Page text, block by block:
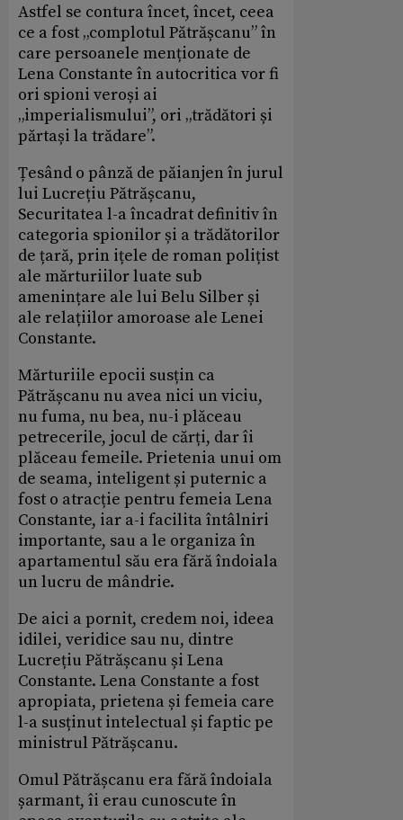
Astfel se contura încet, încet, ceea
ce a fost „complotul Pătrășcanu” în
care persoanele menționate de
Lena Constante în autocritica vor fi
ori spioni veroși ai
„imperialismului”, ori „trădători și
părtași la trădare”.
Țesând o pânză de păianjen în jurul
lui Lucrețiu Pătrășcanu,
Securitatea l-a încadrat definitiv în
categoria spionilor și a trădătorilor
de țară, prin ițele de roman polițist
ale mărturiilor luate sub
amenințare ale lui Belu Silber și
ale relațiilor amoroase ale Lenei
Constante.
Mărturiile epocii susțin ca
Pătrășcanu nu avea nici un viciu,
nu fuma, nu bea, nu-i plăceau
petrecerile, jocul de cărți, dar îi
plăceau femeile. Prietenia unui om
de seama, inteligent și puternic a
fost o atracție pentru femeia Lena
Constante, iar a-i facilita întâlniri
importante, sau a le organiza în
apartamentul său era fără îndoiala
un lucru de mândrie.
De aici a pornit, credem noi, ideea
idilei, veridice sau nu, dintre
Lucrețiu Pătrășcanu și Lena
Constante. Lena Constante a fost
apropiata, prietena și femeia care
l-a susținut intelectual și faptic pe
ministrul Pătrășcanu.
Omul Pătrășcanu era fără îndoiala
șarmant, îi erau cunoscute în